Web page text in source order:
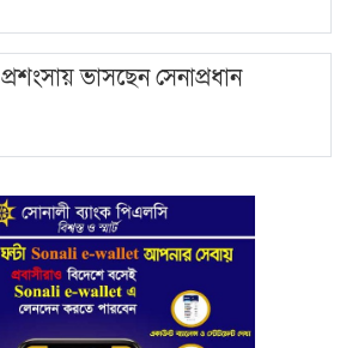
প্রশংসায় ভাসছেন সেনাপ্রধান